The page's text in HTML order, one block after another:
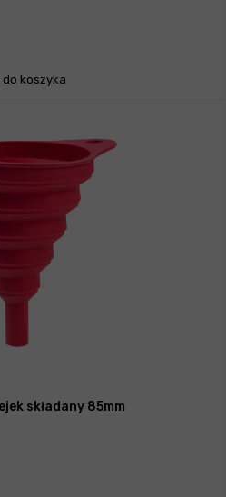
do koszyka
składany 85mm